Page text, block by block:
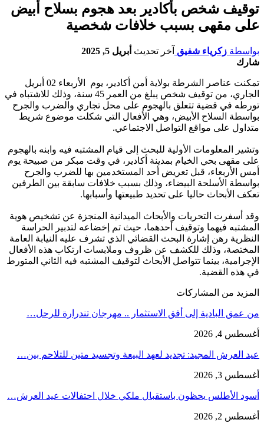
توقيف شخص بأكادير بعد هجوم بسلاح أبيض
على مقهى بسبب خلافات شخصية
بواسطة زكرياء شفيق آخر تحديث أبريل 5, 2025
شارك
تمكنت عناصر الشرطة بولاية أمن أكادير، يوم الأربعاء 02 أبريل
الجاري، من توقيف شخص يبلغ من العمر 45 سنة، وذلك للاشتباه في
تورطه في قضية تتعلق بالهجوم على محل تجاري والضرب والجرح
بواسطة السلاح الأبيض، وهي الأفعال التي شكلت موضوع شريط
متداول على مواقع التواصل الاجتماعي.
وتشير المعلومات الأولية للبحث إلى قيام المشتبه فيه وابنه بالهجوم
على مقهى بحي الخيام بمدينة أكادير، في وقت مبكر من صبيحة يوم
أمس الأربعاء، قبل تعريض أحد المستخدمين بها للضرب والجرح
بواسطة الأسلحة البيضاء، وذلك بسبب خلافات سابقة بين الطرفين
تعكف الأبحاث حاليا على تحديد طبيعتها وأسبابها.
وقد أسفرت التحريات والأبحاث الميدانية المنجزة عن تشخيص هوية
المشتبه فيهما وتوقيف أحدهما، حيث تم إخضاعه لتدبير الحراسة
النظرية رهن إشارة البحث القضائي الذي تشرف عليه النيابة العامة
المختصة، وذلك للكشف عن ظروف وملابسات ارتكاب هذه الأفعال
الإجرامية، بينما تتواصل الأبحاث لتوقيف المشتبه فيه الثاني المتورط
في هذه القضية.
المزيد من المشاركات
من عمق البادية إلى أفق الاستثمار .. مهرجان تندرارة للرحل…
أغسطس 4, 2026
عيد العرش المجيد: تجديد لعهد البيعة وتجسيد متين للتلاحم بين…
أغسطس 3, 2026
أسود الأطلس يحظون باستقبال ملكي خلال احتفالات عيد العرش…
أغسطس 2, 2026